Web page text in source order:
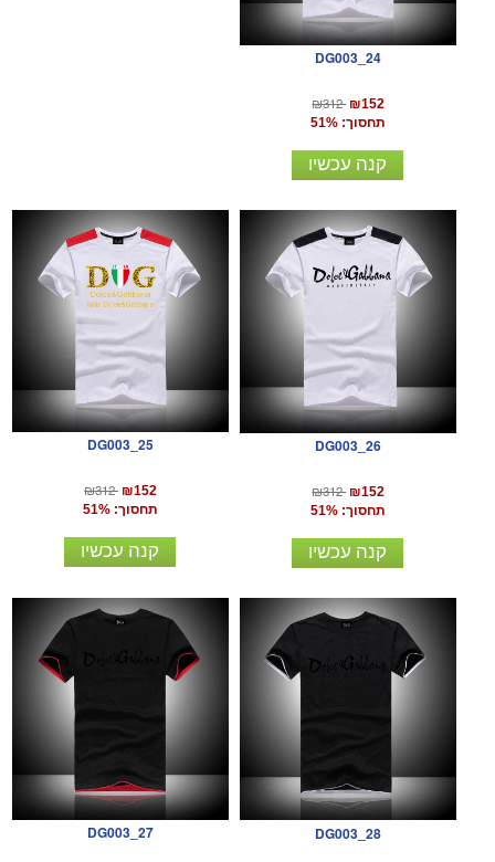
DG003_24
₪312 ₪152
תחסוך: 51%
קנה עכשיו
DG003_25
₪312 ₪152
תחסוך: 51%
קנה עכשיו
DG003_26
₪312 ₪152
תחסוך: 51%
קנה עכשיו
DG003_27 DG003_28